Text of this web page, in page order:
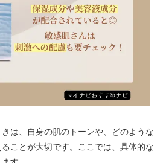
は、自身の肌のトーンや、どのような
ことが大切です。ここでは、具体的な